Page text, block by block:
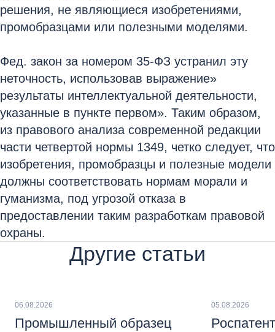
решения, не являющиеся изобретениями,
промобразцами или полезными моделями.
Фед. закон за номером 35-ФЗ устранил эту
неточность, использовав выражение»
результаты интеллектуальной деятельности,
указанные в пункте первом». Таким образом,
из правового анализа современной редакции
части четвертой нормы 1349, четко следует, что
изобретения, промобразцы и полезные модели
должны соответствовать нормам морали и
гуманизма, под угрозой отказа в
предоставлении таким разработкам правовой
охраны.
Другие статьи
06.08.2026
Промышленный образец
05.08.2026